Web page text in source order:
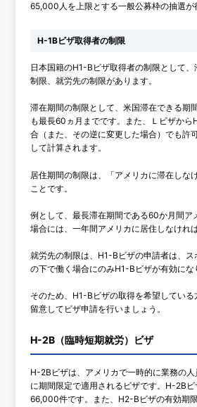
65,000人を上限とする一般公募枠の抽選が
H-1Bビザ取得者の制限
日本国籍のH1-Bビザ取得者の制限として
制限、就労先の制限があります。
滞在期間の制限として、米国滞在できる期
も最長60ヵ月までです。また、Ｌビザか
合（また、その逆に変更した場合）でも許
して計算されます。
居住期間の制限は、「アメリカに滞在しな
ことです。
例として、最長滞在期間である60か月間ア
場合には、一年間アメリカに居住しなけれ
就労先の制限は、H1-Bビザの申請者は、
の下で働く場合にのみH1-Bビザが有効にな
そのため、H1-Bビザの取得を希望してい
留意してビザ申請を行いましょう。
H-2B（臨時短期就労）ビザ
H-2Bビザは、アメリカで一時的に業務の
に期間限定で適用されるビザです。H-2B
66,000件です。また、H2-Bビザの有効期